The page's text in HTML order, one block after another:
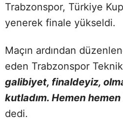
Trabzonspor, Türkiye
yenerek finale yükseldi.
Maçın ardından
eden Trabzonspor
galibiyet, finaldeyiz,
kutladım. Hemen
dedi.